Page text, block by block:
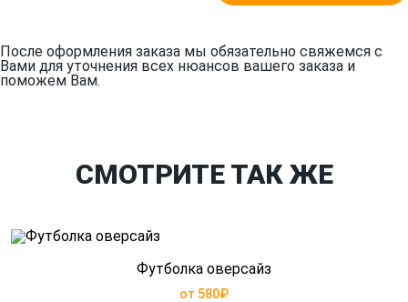
После оформления заказа мы обязательно свяжемся с
Вами для уточнения всех нюансов вашего заказа и
поможем Вам.
СМОТРИТЕ ТАК ЖЕ
Футболка оверсайз
от 580₽